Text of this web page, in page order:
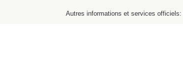
Autres informations et services officiels: